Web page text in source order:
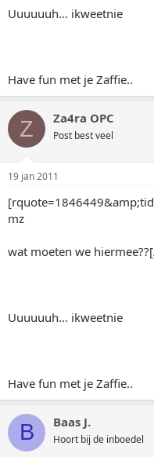
Uuuuuuh... ikweetnie
Have fun met je Zaffie..
Z Za4ra OPC
Post best veel
19 jan 2011
mz
wat moeten we
Uuuuuuh... ikweetnie
Have fun met je Zaffie..
B Baas J.
Hoort bij de inboedel